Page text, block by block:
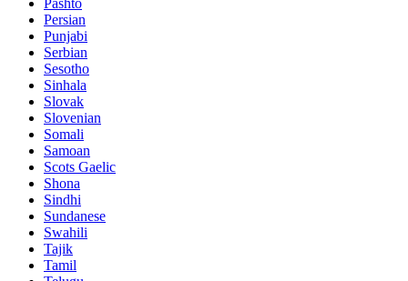
Pashto
Persian
Punjabi
Serbian
Sesotho
Sinhala
Slovak
Slovenian
Somali
Samoan
Scots Gaelic
Shona
Sindhi
Sundanese
Swahili
Tajik
Tamil